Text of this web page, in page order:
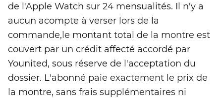
de l'Apple Watch sur 24 mensualités. Il n'y a
aucun acompte à verser lors de la
commande,le montant total de la montre est
couvert par un crédit affecté accordé par
Younited, sous réserve de l'acceptation du
dossier. L'abonné paie exactement le prix de
la montre, sans frais supplémentaires ni